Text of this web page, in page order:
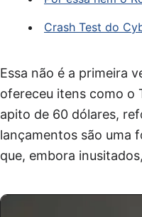
Crash Test do
Essa não é a primeira
ofereceu itens como o
apito de 60 dólares,
lançamentos são uma
que, embora